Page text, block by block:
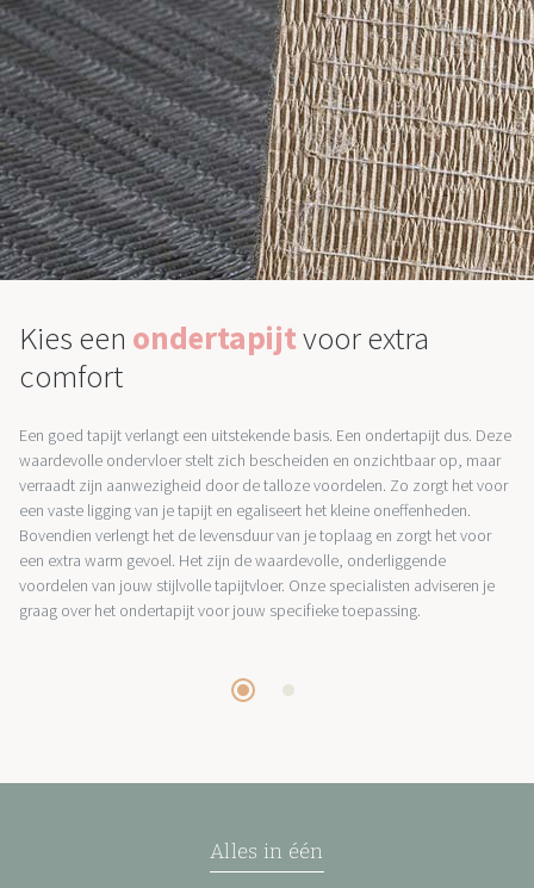
Kies een ondertapijtvoor extra
comfort
Een goed tapijt verlangt een uitstekende basis. Een ondertapijt dus. Deze
waardevolle ondervloer stelt zich bescheiden en onzichtbaar op, maar
verraadt zijn aanwezigheid door de talloze voordelen. Zo zorgt het voor
een vaste ligging van je tapijt en egaliseert het kleine oneffenheden.
Bovendien verlengt het de levensduur van je toplaag en zorgt het voor
een extra warm gevoel. Het zijn de waardevolle, onderliggende
voordelen van jouw stijlvolle tapijtvloer. Onze specialisten adviseren je
graag over het ondertapijt voor jouw specifieke toepassing.
Alles in één